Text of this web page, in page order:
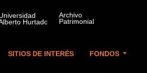
SITIOS DE INTERÉS FONDOS